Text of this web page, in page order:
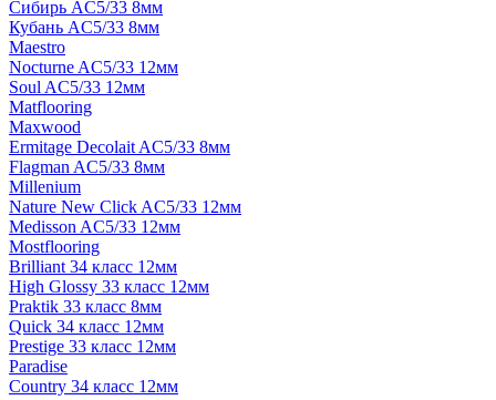
Сибирь AC5/33 8мм
Кубань AC5/33 8мм
Maestro
Nocturne AC5/33 12мм
Soul AC5/33 12мм
Matflooring
Maxwood
Ermitage Decolait AC5/33 8мм
Flagman AC5/33 8мм
Millenium
Nature New Click AC5/33 12мм
Medisson AC5/33 12мм
Mostflooring
Brilliant 34 класс 12мм
High Glossy 33 класс 12мм
Praktik 33 класс 8мм
Quick 34 класс 12мм
Prestige 33 класс 12мм
Paradise
Country 34 класс 12мм